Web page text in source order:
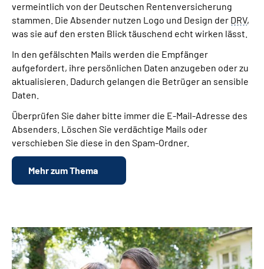
vermeintlich von der Deutschen Rentenversicherung
stammen. Die Absender nutzen Logo und Design der DRV,
was sie auf den ersten Blick täuschend echt wirken lässt.
In den gefälschten Mails werden die Empfänger
aufgefordert, ihre persönlichen Daten anzugeben oder zu
aktualisieren. Dadurch gelangen die Betrüger an sensible
Daten.
Überprüfen Sie daher bitte immer die E-Mail-Adresse des
Absenders. Löschen Sie verdächtige Mails oder
verschieben Sie diese in den Spam-Ordner.
Mehr zum Thema